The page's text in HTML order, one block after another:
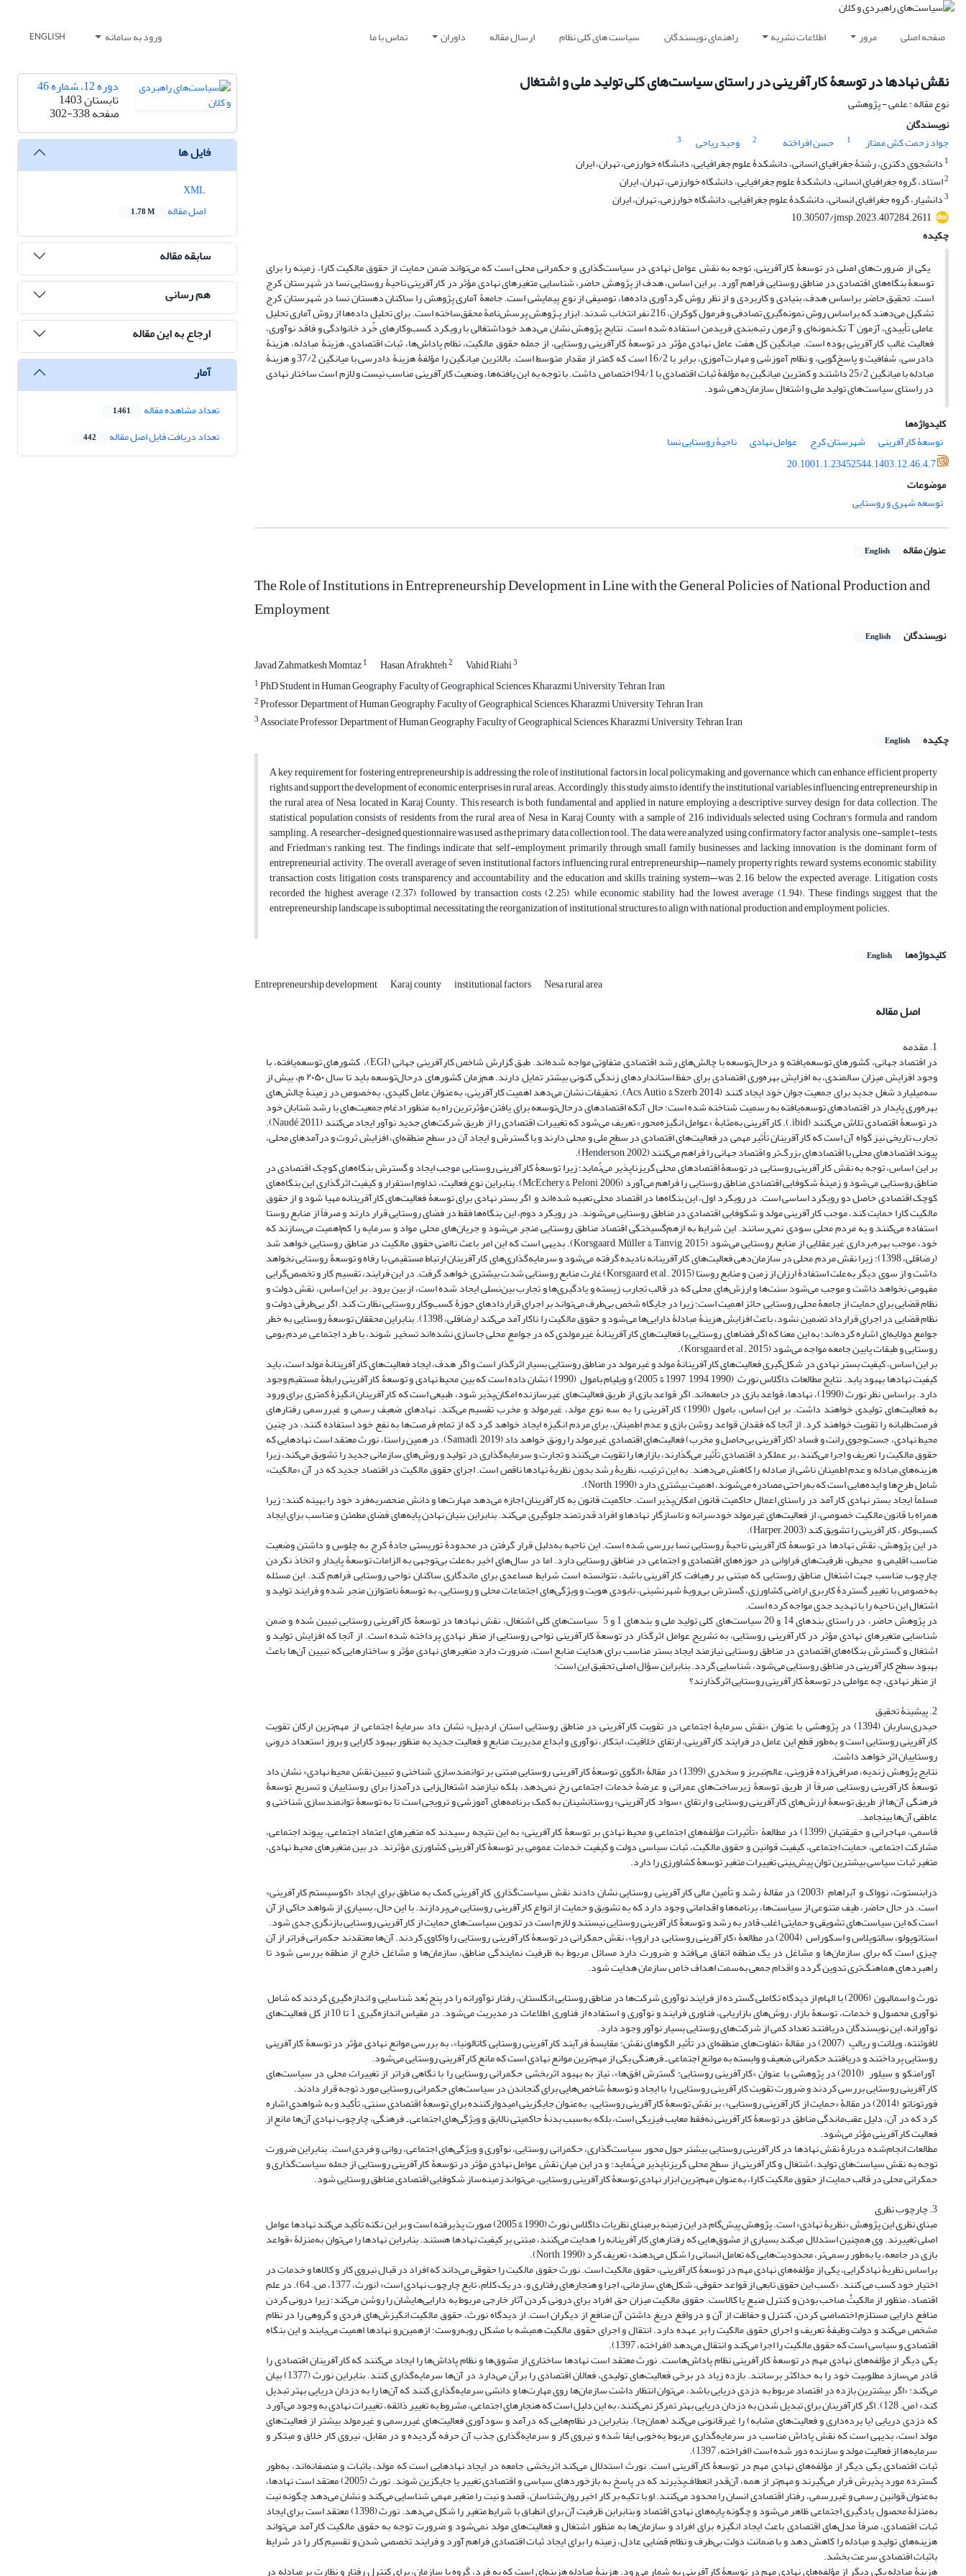
صفحه اصلی مرور اطلاعات نشریه راهنمای نویسندگان سیاست های کلی نظام ارسال مقاله داوران تماس با ما ورود به سامانه ENGLISH
نقش نهادها در توسعۀ کارآفرینی در راستای سیاست‌های کلی تولید ملی و اشتغال
نوع مقاله : علمی - پژوهشی
نویسندگان
جواد زحمت کش ممتاز
1 حسن افراخته 2 وحید ریاحی
3
1 دانشجوی دکتری، رشتۀ جغرافیای انسانی، دانشکدۀ علوم جغرافیایی، دانشگاه خوارزمی، تهران، ایران
2استاد، گروه جغرافیای انسانی، دانشکدۀ علوم جغرافیایی، دانشگاه خوارزمی، تهران، ایران
3دانشیار، گروه جغرافیای انسانی، دانشکدۀ علوم جغرافیایی، دانشگاه خوارزمی، تهران، ایران
10.30507/jmsp.2023.407284.2611
چکیده
یکی از ضرورت‌های اصلی در توسعۀ کارآفرینی، توجه به نقش عوامل نهادی در سیاست‌گذاری و حکمرانی محلی است که می‌تواند ضمن حمایت از حقوق مالکیت کارا، زمینه را برای
توسعۀ بنگاه‌های اقتصادی در مناطق روستایی فراهم آورد. بر این اساس، هدف از پژوهش حاضر‌، شناسایی متغیرهای نهادی مؤثر در کارآفرینی ناحیۀ روستایی نسا در شهرستان کرج
است. تحقیق حاضر براساس هدف، بنیادی و کاربردی و از نظر روش گردآوری داده‌ها، توصیفی از نوع پیمایشی است. جامعۀ آماری پژوهش را ساکنان دهستان نسا در شهرستان کرج
تشکیل می‌دهند که براساس روش نمونه‌گیری تصادفی و فرمول کوکران،‌ 216 نفر انتخاب شدند. ابزار پـژوهش‌ پرسش‌نامۀ محقق‌ساخته است. برای تحلیل داده‌ها از روش آماری تحلیل
عاملی تأییدی، آزمون T تک‌نمونه‌ای و آزمون رتبه‌بندی فریدمن استفاده شده است. نتایج پژوهش نشان می‌دهد خوداشتغالی با رویکرد کسب‌وکارهای خُرد خانوادگی و فاقد نوآوری،
فعالیت غالبِ کارآفرینی بوده است. میانگین کل هفت عامل نهادی مؤثر در توسعۀ کارآفرینی روستایی، از جمله حقوق مالکیت، نظام پاداش‌ها، ثبات اقتصادی، هزینۀ مبادله، هزینۀ
دادرسی، شفافیت و پاسخ‌گویی، و نظام آموزشی و مهارت‌آموزی، برابر با 16/2 است که کمتر از مقدار متوسط است. بالاترین میانگین را مؤلفۀ هزینۀ دادرسی با میانگین 37/2 و هزینۀ
مبادله با میانگین 25/2 داشتند و کمترین میانگین به مؤلفۀ ثبات اقتصادی با 94/1 اختصاص داشت. با توجه به این یافته‌ها، وضعیت کارآفرینی مناسب نیست و لازم است ساختار نهادی
در راستای سیاست‌های تولید ملی و اشتغال سازمان‌دهی شود.
کلیدواژه‌ها
توسعۀ کارآفرینی
شهرستان کرج عوامل نهادی
ناحیۀ روستایی نسا
20.1001.1.23452544.1403.12.46.4.7
موضوعات
توسعه شهری و روستایی
عنوان مقاله English
The Role of Institutions in Entrepreneurship Development in Line with the General Policies of National Production and
Employment
نویسندگان English
Javad Zahmatkesh Momtaz1 Hasan Afrakhteh2 Vahid Riahi3
1PhD Student in Human Geography, Faculty of Geographical Sciences, Kharazmi University, Tehran, Iran
2Professor, Department of Human Geography, Faculty of Geographical Sciences, Kharazmi University, Tehran, Iran
3Associate Professor, Department of Human Geography, Faculty of Geographical Sciences, Kharazmi University, Tehran, Iran
چکیده
English
A key requirement for fostering entrepreneurship is addressing the role of institutional factors in local policymaking and governance, which can enhance efficient property
rights and support the development of economic enterprises in rural areas. Accordingly, this study aims to identify the institutional variables influencing entrepreneurship in
the rural area of Nesa, located in Karaj County. This research is both fundamental and applied in nature, employing a descriptive survey design for data collection. The
statistical population consists of residents from the rural area of Nesa in Karaj County, with a sample of 216 individuals selected using Cochran's formula and random
sampling. A researcher-designed questionnaire was used as the primary data collection tool. The data were analyzed using confirmatory factor analysis, one-sample t-tests,
and Friedman's ranking test. The findings indicate that self-employment, primarily through small family businesses and lacking innovation, is the dominant form of
entrepreneurial activity. The overall average of seven institutional factors influencing rural entrepreneurship—namely property rights, reward systems, economic stability,
transaction costs, litigation costs, transparency and accountability, and the education and skills training system—was 2.16, below the expected average. Litigation costs
recorded the highest average (2.37), followed by transaction costs (2.25), while economic stability had the lowest average (1.94). These findings suggest that the
entrepreneurship landscape is suboptimal, necessitating the reorganization of institutional structures to align with national production and employment policies.
کلیدواژه‌ها English
Entrepreneurship development Karaj county institutional factors Nesa rural area
اصل مقاله
1. مقدمه
در اقتصاد جهانی، کشورهای توسعه‌یافته و درحال‌توسعه با چالش‌های رشد اقتصادی متفاوتی مواجه شده‌اند. طبق گزارش شاخص کارآفرینی جهانی (EGI)، کشورهای توسعه‌یافته، با
وجود افزایش میزان سالمندی، به افزایش بهره‌وری اقتصادی برای حفظ استانداردهای زندگی کنونی بیشتر تمایل دارند. هم‌زمان کشورهای درحال‌توسعه باید تا سال ۲۰۵۰ م، بیش از
سه‌میلیارد شغل جدید برای جمعیت جوان خود ایجاد کنند (Acs, Autio & Szerb, 2014). تحقیقات نشان می‌دهد اهمیت کارآفرینی، به‌عنوان عامل کلیدی، به‌خصوص در زمینۀ چالش‌های
بهره‌وری پایدار در اقتصادهای توسعه‌یافته به رسمیت شناخته شده ‌است؛ حال آنکه اقتصادهای درحال‌توسعه برای یافتن مؤثرترین راه به منظور ادغام جمعیت‌های با رشد شتابان خود
در توسعۀ اقتصادی تلاش می‌کنند (ibid.). کارآفرینی به‌مثابۀ «عوامل انگیزه‌محور» تعریف می‌شود که تغییرات اقتصادی را از طریق شرکت‌های جدید نوآور ایجاد می‌کنند (Naudé, 2011).
تجارب تاریخی نیز گواه آن است که کارآفرینان تأثیر مهمی در فعالیت‌های اقتصادی در سطح ملی و محلی دارند و با گسترش و ایجاد آن در سطح منطقه‌ای، افزایش ثروت و درآمد‌های محلی،
پیوند اقتصادهای محلی با اقتصادهای بزرگ‌تر و اقتصاد جهانی را فراهم می‌کنند (Henderson, 2002).
بر این اساس، توجه به نقش کارآفرینی روستایی در توسعۀ اقتصادهای محلی گریزناپذیر می‌نُماید؛ زیرا توسعۀ کارآفرینی روستایی موجب ایجاد و گسترش بنگاه‌های کوچک اقتصادی در
مناطق روستایی می‌شود و زمینۀ شکوفایی اقتصادی مناطق روستایی را فراهم می‌آورد (McEchery & Peloni, 2006). بنابراین نوع فعالیت، تداوم استقرار و کیفیت اثرگذاری این بنگاه‌های
کوچک اقتصادی حاصل دو رویکرد اساسی است. در رویکرد اول، این بنگاه‌ها در اقتصاد محلی تعبیه شده‌اند و اگر بستر نهادی برای توسعۀ فعالیت‌های کارآفرینانه مهیا شود و از حقوق
مالکیت کارا حمایت کند، موجب کارآفرینی مولد و شکوفایی اقتصادی در مناطق روستایی می‌شوند. در رویکرد دوم، این بنگاه‌ها فقط در فضای روستایی قرار دارند و صرفاً از منابع روستا
استفاده می‌کنند و به مردم محلی سودی نمی‌رسانند. این شرایط به ازهم‌گسیختگی اقتصاد مناطق روستایی منجر می‌شود و جریان‌های محلی مواد و سرمایه را کم‌اهمیت می‌سازند که
خود، موجب بهره‌برداری غیرعقلایی از منابع روستایی می‌شود (Korsgaard, Müller & Tanvig, 2015). بدیهی است که این امر باعث ناامنی حقوق مالکیت در مناطق روستایی خواهد شد
(رضاقلی، 1398)؛ زیرا نقش مردم محلی در سازمان‌دهی فعالیت‌های کارآفرینانه نادیده گرفته می‌شود و سرمایه‌گذاری‌های کارآفرینان ارتباط مستقیمی با رفاه و توسعۀ روستایی نخواهد
داشت و از سوی دیگر به‌علت استفادۀ ارزان از زمین و منابع روستا (Korsgaard et al., 2015) غارت منابع روستایی شدت بیشتری خواهد گرفت. در این فرایند، تقسیم کار و تخصص‌گرایی
مفهومی نخواهد داشت و موجب می‌شود سنت‌ها و ارزش‌های محلی که در قالب تجارب زیسته و یادگیری‌ها و تجارب بین‌نسلی ایجاد شده است، از بین برود. بر این اساس، نقش دولت و
نظام قضایی برای حمایت از جامعۀ محلی روستایی حائز اهمیت است؛ زیرا در جایگاه شخص بی‌طرف می‌تواند بر اجرای قراردادهای حوزۀ کسب‌وکار روستایی نظارت کند. اگر بی‌طرفی دولت و
نظام قضایی در اجرای قرارداد تضمین نشود، باعث افزایش هزینۀ مبادلۀ دارایی‌ها می‌شود و حقوق مالکیت را ناکارآمد می‌کند (رضاقلی، 1398). بنابراین محققان توسعۀ روستایی به خطر
جوامع دولایه‌ای اشاره کرده‌اند؛ به این معنا که اگر فضاهای روستایی با فعالیت‌های کارآفرینانۀ غیرمولدی که در جوامع محلی جاسازی نشده‌اند تسخیر شوند، با طرد اجتماعی مردم بومی
روستایی و طبقات پایین جامعه مواجه می‌شود (Korsgaard et al., 2015).
بر این اساس، کیفیت بستر نهادی در شکل‌گیری فعالیت‌های کارآفرینانۀ مولد و غیرمولد در مناطق روستایی بسیار اثرگذار است و اگر هدف، ایجاد فعالیت‌های کارآفرینانۀ مولد است، باید
کیفیت نهادها بهبود یابد. نتایج مطالعات داگلاس نورث (1990, 1994, 1997 & 2005) و ویلیام بامول (1990) نشان داده است که بین محیط نهادی و توسعۀ کارآفرینی رابطۀ مستقیم وجود
دارد. براساس نظر نورث (1990)، نهادها، قواعد بازی در جامعه‌اند. اگر قواعد بازی از طریق فعالیت‌های غیرسازنده امکان‌پذیر شود، طبیعی است که کارآفرینان انگیزۀ کمتری برای ورود
به فعالیت‌های تولیدی خواهند داشت. بر این اساس، بامول (1990) کارآفرینی را به سه نوع مولد، غیرمولد و مخرب تقسیم می‌کند. نهادهای ضعیف رسمی و غیررسمی رفتارهای
فرصت‌طلبانه را تقویت خواهند کرد. از آنجا که فقدان قواعد روشن بازی و عدم اطمینان، برای مردم انگیزه ایجاد خواهد کرد که از تمام فرصت‌ها به نفع خود استفاده کنند، در چنین
محیط نهادی، جست‌وجوی رانت و فساد (کارآفرینی بی‌حاصل و مخرب) فعالیت‌های اقتصادی غیرمولد را رونق خواهد داد (Samadi, 2019). در همین راستا، نورث معتقد است نهادهایی که
حقوق مالکیت را تعریف و اجرا می‌کنند، بر عملکرد اقتصادی تأثیر می‌گذارند، بازارها را تقویت می‌کنند و تجارت و سرمایه‌گذاری در تولید و روش‌های سازمانی جدید را تشویق می‌کند، زیرا
هزینه‌های مبادله و عدم اطمینان ناشی از مبادله را کاهش می‌دهند. به این ترتیب، نظریۀ رشد بدون نظریۀ نهادها ناقص است. اجرای حقوق مالکیت در اقتصاد جدید که در آن «مالکیت»
شامل طرح‌ها و ایده‌هایی است که به‌راحتی مصادره می‌شوند، اهمیت بیشتری دارد (North, 1990).
مسلماً ایجاد بستر نهادی کارآمد در راستای اعمال حاکمیت قانون امکان‌پذیر است. حاکمیت قانون به کارآفرینان اجازه می‌دهد مهارت‌ها و دانش منحصربه‌فرد خود را بهینه کنند؛ زیرا
همراه با قانون مالکیت خصوصی، از فعالیت‌های غیرمولد خودسرانه و ناسازگار نهادها و افراد قدرتمند جلوگیری می‌کند. بنابراین بنیان نهادن پایه‌های فضای مطمئن و مناسب برای ایجاد
کسب‌وکار، کارآفرینی را تشویق کند (Harper, 2003).
در این پژوهش، نقش نهادها در توسعۀ کارآفرینی ناحیۀ روستایی نسا بررسی شده است. این ناحیه به‌دلیل قرار گرفتن در محدودۀ توریستی جادۀ کرج به چلوس و داشتن وضعیت
مناسب اقلیمی و محیطی، ظرفیت‌های فراوانی در حوزه‌های اقتصادی و اجتماعی در مناطق روستایی دارد. اما در سال‌های اخیر به‌علت بی‌توجهی به الزامات توسعۀ پایدار و اتخاذ نکردن
چارچوب مناسب جهت اشتغال مناطق روستایی که مبتنی بر رهیافت کارآفرینی باشد، نتوانسته است شرایط مساعدی برای ماندگاری ساکنان نواحی روستایی فراهم کند. این مسئله
به‌خصوص با تغییر گستردۀ کاربری اراضی کشاورزی، گسترش بی‌رویۀ شهرنشینی، نابودی هویت و ویژگی‌های اجتماعات محلی و روستایی، به توسعۀ نامتوازن منجر شده و فرایند تولید و
اشتغال این ناحیه را با تهدید جدی مواجه کرده است.
در پژوهش حاضر، در راستای بند‌های 14 و 20 سیاست‌های کلی تولید ملی و بند‌های 1 و 5 سیاست‌های کلی اشتغال، نقش نهادها در توسعۀ کارآفرینی روستایی تبیین شده و ضمن
شناسایی متغیرهای نهادی مؤثر در کارآفرینی روستایی، به تشریح عوامل اثرگذار در توسعۀ کارآفرینی نواحی روستایی از منظر نهادی پرداخته شده است. از آنجا که افزایش تولید و
اشتغال و گسترش بنگاه‌های اقتصادی در مناطق روستایی نیازمند ایجاد بستر مناسب برای هدایت منابع است، ضرورت دارد متغیرهای نهادی مؤثر و ساختار‌هایی که تبیین آن‌ها باعث
بهبود سطح کارآفرینی در مناطق روستایی می‌شود، شناسایی گردد. بنابراین سؤال اصلی تحقیق این است:
از منظر نهادی، چه عواملی در توسعۀ کارآفرینی روستایی اثرگذارند؟
2. پیشینۀ تحقیق
حیدری‌ساربان (1394) در پژوهشی با عنوان «نقش سرمایۀ اجتماعی در تقویت کارآفرینی در مناطق روستایی استان اردبیل» نشان داد سرمایۀ اجتماعی از مهم‌ترین ارکان تقویت
کارآفرینی روستایی است و به‌طور قطع این عامل در فرایند کارآفرینی، ارتقای خلاقیت، ابتکار، نوآوری و ابداع مدیریت منابع و فعالیت جدید به منظور بهبود کارایی و بروز استعداد درونی
روستاییان اثر خواهد داشت.
نتایج پژوهش زندیه، صرافی‌زاده قزوینی، عالم‌تبریز و سخدری (1399) در مقالۀ «الگوی توسعۀ کارآفرینی روستایی مبتنی بر توانمندسازی شناختی و تبیین نقش محیط نهادی» نشان داد
توسعۀ کارآفرینی روستایی صرفاً از طریق توسعۀ زیرساخت‌های عمرانی و عرضۀ خدمات اجتماعی رخ نمی‌دهد، بلکه نیازمند اشتغال‌زایی درآمدزا برای روستاییان و تسریع توسعۀ
فرهنگی آن‌ها از طریق توسعۀ ارزش‌های کارآفرینی روستایی و ارتقای «سواد کارآفرینی» روستانشینان به کمک برنامه‌های آموزشی و ترویجی است تا به توسعۀ توانمندسازی شناختی و
عاطفی آن‌ها بینجامد.
قاسمی، مهاجرانی و حقیقتیان (1399) در مطالعۀ «تأثیرات مؤلفه‌های اجتماعی و محیط نهادی بر توسعۀ کارآفرینی» به این نتیجه رسیدند که متغیرهای اعتماد اجتماعی، پیوند اجتماعی،
مشارکت اجتماعی، حمایت اجتماعی، کیفیت قوانین و حقوق مالکیت، ثبات سیاسی دولت و کیفیت خدمات عمومی بر توسعۀ کارآفرینی کشاورزی مؤثرند. در بین متغیرهای محیط نهادی،
متغیر ثبات سیاسی بیشترین توان پیش‌بینی تغییرات متغیر توسعۀ کشاورزی را دارد.
درابنستوت، نوواک و آبراهام (2003) در مقالۀ رشد و تأمین مالی کارآفرینی روستایی نشان دادند نقش سیاست‌گذاری کارآفرینی کمک به مناطق برای ایجاد «اکوسیستم کارآفرینی»
است. در حال حاضر، طیف متنوعی از سیاست‌ها، برنامه‌ها و اقداماتی وجود دارد که به تشویق و حمایت از انواع کارآفرینی روستایی می‌پردازند. با این حال، بسیاری از شواهد حاکی از آن
است که این سیاست‌های تشویقی و حمایتی اغلب قادر به رشد و توسعۀ کارآفرینی روستایی نیستند و لازم است در تدوین سیاست‌های حمایت از کارآفرینی روستایی بازنگری جدی شود.
استاتوپولو، سالتوپلاس و اسکوراس (2004) در مطالعۀ «کارآفرینی روستایی در اروپا»، نقش حمکرانی در توسعۀ کارآفرینی روستایی را واکاوی کردند. آن‌ها معتقدند حکمرانی فراتر از آن
چیزی است که برای سازمان‌ها و مشاغل در یک منطقه اتفاق می‌افتد و ضرورت دارد مسائل مربوط به ظرفیت نمایندگی مناطق، سازمان‌ها و مشاغل خارج از منطقه بررسی شود تا
راهبردهای هماهنگ‌تری تدوین گردد و اقدام جمعی به‌سمت اهداف خاص سازمان هدایت شود.
نورث و اسمالبون (2006) با الهام از دیدگاه تکاملی گسترده از فرایند نوآوری شرکت‌ها در مناطق روستایی انگلستان، رفتار نوآورانه را در پنج بُعد شناسایی و اندازه‌گیری کردند که شامل
نوآوری محصول و خدمات، توسعۀ بازار، روش‌های بازاریابی، فناوری فرایند و نوآوری و استفاده از فناوری اطلاعات در مدیریت می‌شود. در مقیاس اندازه‌گیری 1 تا 10 از کل فعالیت‌های
نوآورانه، این نویسندگان دریافتند تعداد کمی از شرکت‌های روستایی بسیار نوآور وجود دارد.
لافوئنته، ویلانت و ریالپ (2007) در مقالۀ «تفاوت‌های منطقه‌ای در تأثیر الگوهای نقش: مقایسۀ فرآیند کارآفرینی روستایی کاتالونیا»، به بررسی موانع نهادی مؤثر در توسعۀ کارآفرینی
روستایی پرداختند و دریافتند حکمرانی ضعیف و وابسته به موانع اجتماعی ـ فرهنگی یکی از مهم‌ترین موانع نهادی است که مانع کارآفرینی روستایی می‌شود.
آورامنکو و سیلور (2010) در پژوهشی با عنوان «کارآفرینی روستایی: گسترش افق‌ها»، نیاز به بهبود اثربخشی حکمرانی روستایی را با نگاهی فراتر از تغییرات محلی در سیاست‌های
کارآفرینی روستایی بررسی کردند و ضرورت تقویت کارآفرینی روستایی را با ایجاد و توسعۀ شاخص‌هایی برای گنجاندن در سیاست‌های حکمرانی روستایی مورد توجه قرار دادند.
فورتوناتو (2014) در مقالۀ «حمایت از کارآفرینی روستایی»، بر نقش توسعۀ کارآفرینی روستایی، به‌عنوان جایگزینی امیدوارکننده برای توسعۀ اقتصادی سنتی، تأکید و به شواهدی اشاره
کرد که در آن، دلیل عقب‌ماندگی مناطق در توسعۀ کارآفرینی نه‌فقط معایب فیزیکی است، بلکه به‌سبب بدنۀ حاکمیتی نالایق و ویژگی‌های اجتماعی ـ فرهنگی، چارچوب نهادی آن‌ها مانع از
فعالیت کارآفرینی مؤثر می‌شود.
مطالعات انجام‌شده دربارۀ نقش نهادها در کارآفرینی روستایی بیشتر حول محور سیاست‌گذاری، حکمرانی روستایی، نوآوری و ویژگی‌های اجتماعی، روانی و فردی است. بنابراین ضرورت
توجه به نقش سیاست‌های تولید، اشتغال و کارآفرینی از سطح محلی گریزناپذیر می‌نُماید؛ و در این میان نقش عوامل نهادی مؤثر در توسعۀ کارآفرینی روستایی از جمله سیاست‌گذاری و
حمکرانی محلی در قالب حمایت از حقوق مالکیت کارا، به‌عنوان مهم‌ترین ابزار نهادی توسعۀ کارآفرینی روستایی، می‌تواند زمینه‌ساز شکوفایی اقتصادی مناطق روستایی شود.
3. چارچوب نظری
مبنای نظری این پژوهش «نظریۀ نهادی» است. پژوهش پیش‌گام در این زمینه برمبنای نظریات داگلاس نورث (1990 & 2005) صورت پذیرفته است و بر این نکته تأکید می‌کند نهادها عوامل
اصلی تغییرند. وی همچنین استدلال می‎کند بسیاری از مشوق‌هایی که رفتارهای کارآفرینانه را هدایت می‌کنند، مبتنی بر کیفیت نهادها هستند. بنابراین نهادها را می‌توان به‌منزلۀ «قواعد
بازی در جامعه، یا به‌طور رسمی‌تر، محدودیت‌هایی که تعامل انسانی را شکل می‌دهند» تعریف کرد (North, 1990).
براساس نظریۀ نهادگرایی، یکی از مؤلفه‌های نهادی مهم در توسعۀ کارآفرینی، حقوق مالکیت است. نورث‌ حقوق‌ مالکیت‌ را حقوقی‌ می‌داند که‌ افراد در قبال‌ نیروی کار و کالاها و خدماتِ در
اختیار خود کسب‌ می‌ کنند. «کسب این‌ حقوق‌ تابعی‌ از قواعد حقوقی‌، شکل‌های سازمانی‌، اجرا و هنجارهای رفتاری و، در یک‌ کلام،‌ تابع‌ چارچوب‌ نهادی است» (نورث، 1377، ص. 64).‌ در علم
اقتصاد، منظور از مالکیتْ صاحب بودن و کنترل منبع یا کالاست. حقوق مالکیت میزان حق افراد برای درونی کردن آثار خارجی مربوط به دارایی‌هایشان را روشن می‌کند؛ زیرا درونی کردن
منافع دارایی مستلزم اختصاصی کردن، کنترل و حفاظت از آن و در واقع دریغ داشتن آن منافع از دیگران است. از دیدگاه نورث، حقوق مالکیت انگیزش‌های فردی و گروهی را در نظام
مشخص می‌کند و دولت وظیفۀ تعریف و اجرای حقوق مالکیت را بر عهده دارد. انتقال و اجرای حقوق مالکیت همیشه با مشکل روبه‌روست؛ ازهمین‌رو نهادها اهمیت می‌یابند و این بنگاه
اقتصادی و سیاسی است که حقوق مالکیت را اجرا می‌کند و انتقال می‌دهد (افراخته، 1397).
یکی دیگر از مؤلفه‌های نهادی مهم در توسعۀ کارآفرینی نظام پاداش‌هاست. نورث معتقد است نهادها ساختاری از مشوق‌ها و نظام پاداش‌ها را ایجاد می‌کنند که کارآفرینان اقتصادی را
قادر می‌سازد مطلوبیت خود را به حداکثر برسانند. بازده زیاد در برخی فعالیت‌های تولیدی، فعالان اقتصادی را برآن می‌دارد در آن‌ها سرمایه‌گذاری کنند. بنابراین نورث (1377) بیان
می‌کند: «اگر بیشترین بازده در اقتصاد مربوط به دزدی دریایی باشد، می‌توان انتظار داشت سازمان‌ها روی مهارت‌ها و دانشی سرمایه‌گذاری کنند که آن‌ها را به دزدان دریایی بهتر تبدیل
کند» (ص. 128). اگر کارآفرینان برای تبدیل شدن به دزدان دریایی بهتر تمرکز نمی‌کنند، به این دلیل است که هنجارهای اجتماعی، مشروط به تغییر ذائقه، تغییرات نهادی به وجود می‌آورد
که دزدی دریایی (یا برده‌داری و فعالیت‌های مشابه) را غیرقانونی می‌کند (همان‌جا). بنابراین در نظام‌هایی که درآمد و سودآوری فعالیت‌های غیررسمی و غیرمولد بیشتر از فعالیت‌های
مولد است، بدیهی است که نقش پاداش مناسب در سرمایه‌گذاری مربوط به‌خوبی ایفا شده و نیروی کار و سرمایه‌گذاری جذب آن حرفه گردیده و در مقابل، نیروی کار خلاق و مبتکر و
سرمایه‌ها از فعالیت مولد و سازنده دور شده است (افراخته، 1397).
ثبات اقتصادی یکی دیگر از مؤلفه‌های نهادی مهم در توسعۀ کارآفرینی است. نورث استدلال می‌کند اثربخشی جامعه در ایجاد نهادهایی است که مولد، باثبات و منصفانه‌اند، به‌طور
گسترده مورد پذیرش قرار می‌گیرند و مهم‌تر از همه، آن‌قدر انعطاف‌پذیرند که در پاسخ به بازخوردهای سیاسی و اقتصادی تغییر یا جایگزین شوند. نورث (2005) معتقد است نهادها،
به‌عنوان قوانین رسمی و غیررسمی، رفتار اقتصادی انسان را محدود می‌کنند. او با تکیه بر کار اخیر روان‌شناسان، قصد و نیت را متغیر مهمی شناسایی می‌کند و نشان می‌دهد چگونه نیت
به‌منزلۀ محصول یادگیری اجتماعی ظاهر می‌شود و چگونه پایه‌های نهادی اقتصاد و بنابراین ظرفیت آن برای انطباق با شرایط متغیر را شکل می‌دهد. نورث (1398) معتقد است برای ایجاد
ثبات اقتصادی، صرفاً مدل‌های اقتصادی باعث ایجاد انگیزه برای افراد و سازمان‌ها به منظور اشتغال و فعالیت‌های مولد نمی‌شود و ضرورت توجه به حقوق مالکیت کارآمد می‌تواند
هزینه‌های تولید و مبادله را کاهش دهد و با ضمانت دولت بی‌طرف و نظام قضایی عادل، زمینه را برای ایجاد ثبات اقتصادی فراهم آورد و فرایند تخصصی شدن و تقسیم کار را در شرایط
باثبات اقتصادی سرعت بخشد.
هزینۀ مبادله یکی دیگر از مؤلفه‌های نهادی مهم در توسعۀ کارآفرینی به شمار می‌رود. هزینۀ مبادله هزینه‌ای است که به فرد، گروه یا سازمان، برای کنترل رفتار و نظارت بر مبادله در
دوره 12، شماره 46
تابستان 1403
صفحه302-338
فایل ها
اصل مقاله
1.78 M
سابقه مقاله
هم رسانی
ارجاع به این مقاله
آمار
تعداد مشاهده مقاله 1,461
تعداد دریافت فایل اصل مقاله 442